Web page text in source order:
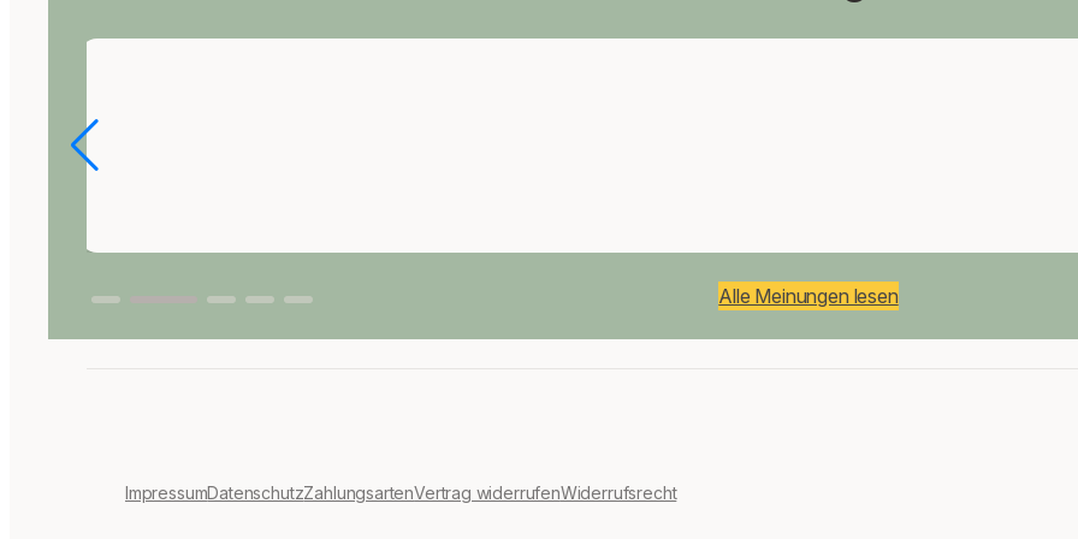
Alle Meinungen lesen
ImpressumDatenschutzZahlungsartenVertrag widerrufenWiderrufsrecht